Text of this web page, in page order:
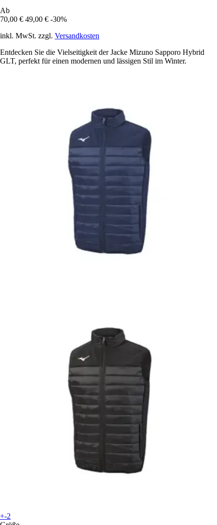
Ab
70,00 € 49,00 € -30%
inkl. MwSt. zzgl. Versandkosten
Entdecken Sie die Vielseitigkeit der Jacke Mizuno Sapporo Hybrid
GLT, perfekt für einen modernen und lässigen Stil im Winter.
+-2